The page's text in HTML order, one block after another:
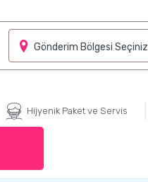
Gönderim Bölgesi Seçiniz
Hijyenik Paket ve Servis